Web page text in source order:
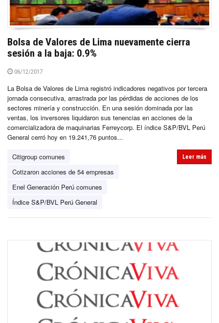
Bolsa de Valores de Lima nuevamente cierra
sesión a la baja: 0.9%
06/12/2017
La Bolsa de Valores de Lima registró indicadores negativos por tercera
jornada consecutiva, arrastrada por las pérdidas de acciones de los
sectores minería y construcción. En una sesión dominada por las
ventas, los inversores liquidaron sus tenencias en acciones de la
comercializadora de maquinarias Ferreycorp. El índice S&P/BVL Perú
General cerró hoy en 19.241,76 puntos...
Citigroup comunes
Cotizaron acciones de 54 empresas
Enel Generación Perú comunes
Índice S&P/BVL Perú General
Leer más